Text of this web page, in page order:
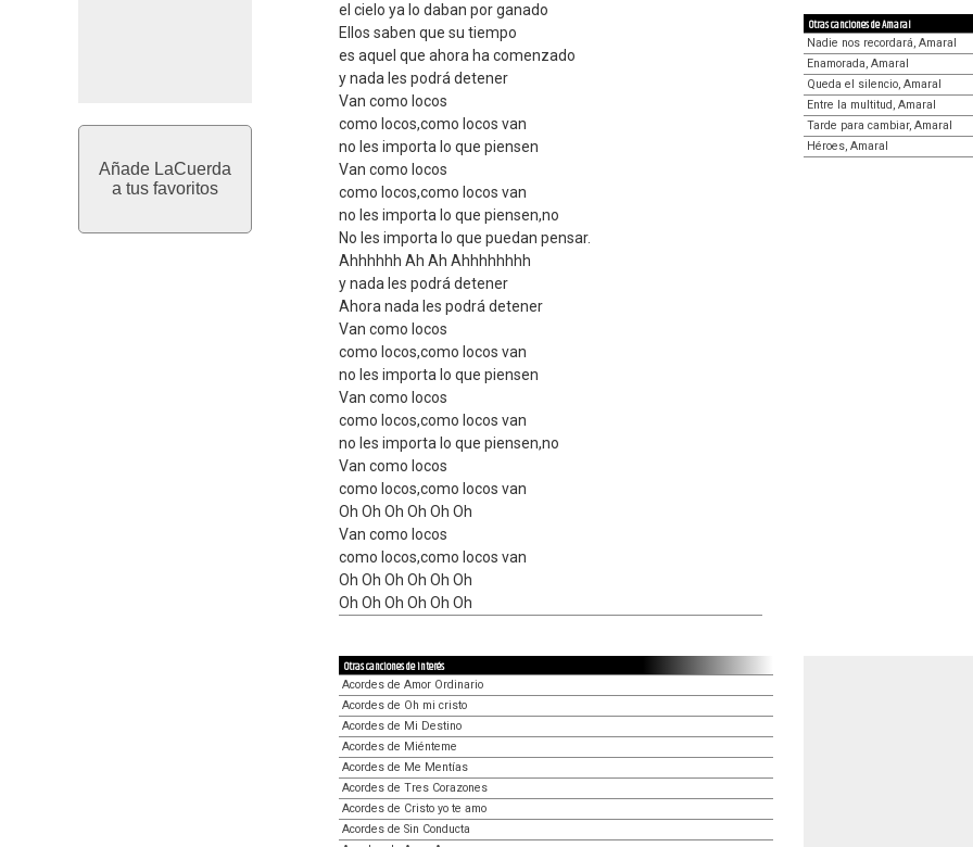
Añade LaCuerda
a tus favoritos
el cielo ya lo daban por ganado
Ellos saben que su tiempo
es aquel que ahora ha comenzado
y nada les podrá detener
Van como locos
como locos,como locos van
no les importa lo que piensen
Van como locos
como locos,como locos van
no les importa lo que piensen,no
No les importa lo que puedan pensar.
Ahhhhhh Ah Ah Ahhhhhhhh
y nada les podrá detener
Ahora nada les podrá detener
Van como locos
como locos,como locos van
no les importa lo que piensen
Van como locos
como locos,como locos van
no les importa lo que piensen,no
Van como locos
como locos,como locos van
Oh Oh Oh Oh Oh Oh
Van como locos
como locos,como locos van
Oh Oh Oh Oh Oh Oh
Oh Oh Oh Oh Oh Oh
Otras canciones de Amaral
Nadie nos recordará, Amaral
Enamorada, Amaral
Queda el silencio, Amaral
Entre la multitud, Amaral
Tarde para cambiar, Amaral
Héroes, Amaral
Otras canciones de interés
Acordes de Amor Ordinario
Acordes de Oh mi cristo
Acordes de Mi Destino
Acordes de Miénteme
Acordes de Me Mentías
Acordes de Tres Corazones
Acordes de Cristo yo te amo
Acordes de Sin Conducta